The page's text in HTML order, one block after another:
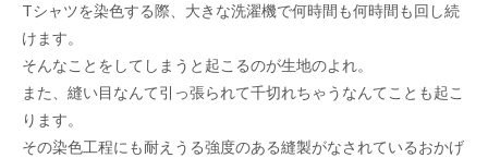
Tシャツを染色する際、大きな洗濯機で何時間も何時間も回し続
けます。
そんなことをしてしまうと起こるのが生地のよれ。
また、縫い目なんて引っ張られて千切れちゃうなんてことも起こ
ります。
その染色工程にも耐えうる強度のある縫製がなされているおかげ